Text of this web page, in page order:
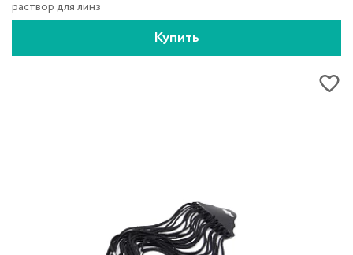
раствор для линз
Купить